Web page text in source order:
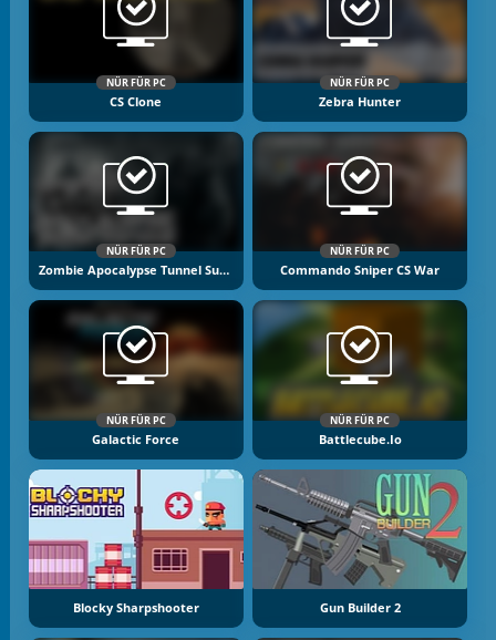
NÜR FÜR PC
CS Clone
NÜR FÜR PC
Zebra Hunter
NÜR FÜR PC
Zombie Apocalypse Tunnel Survival
NÜR FÜR PC
Commando Sniper CS War
NÜR FÜR PC
Galactic Force
NÜR FÜR PC
Battlecube.io
Blocky Sharpshooter Gun Builder 2